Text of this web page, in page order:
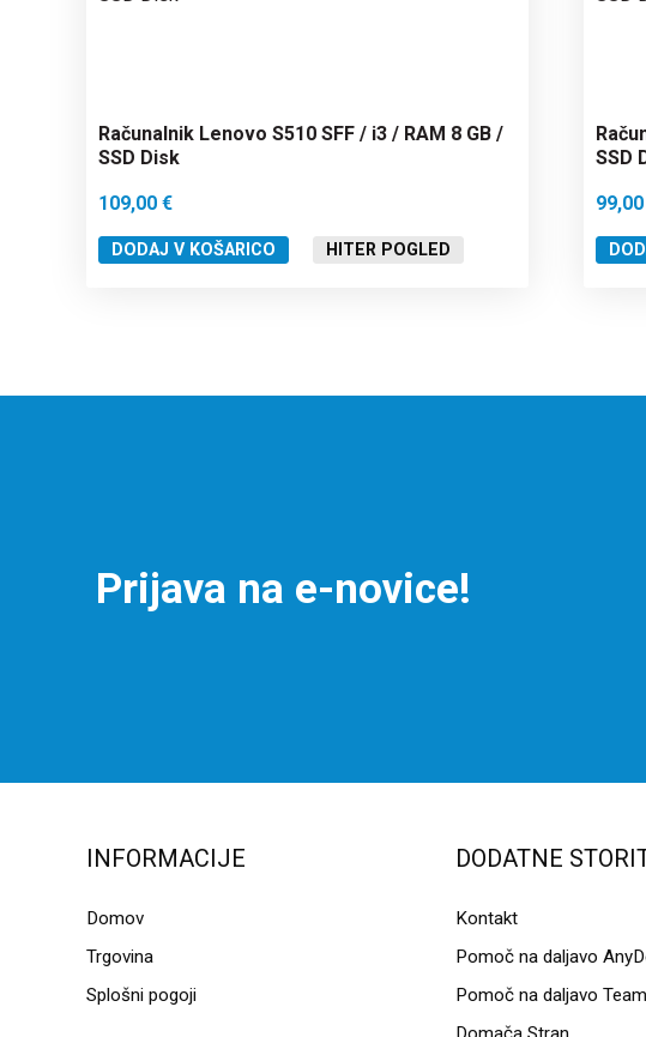
Računalnik Lenovo S510 SFF / i3 / RAM 8 GB /
SSD Disk
109,00 €
DODAJ V KOŠARICO HITER POGLED
SSD
99,00
Prijava na e-novice!
INFORMACIJE
Domov
Trgovina
Splošni pogoji
DODATNE
Kontakt
Pomoč na daljavo
Pomoč na daljavo